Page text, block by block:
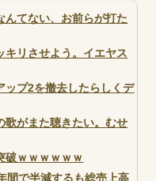
んてない、お前らが打た
キリさせよう。イエヤス
ップ2を撤去したらしくデ
歌がまた聴きたい。むせ
破ｗｗｗｗｗｗ
間で半減するも総売上高